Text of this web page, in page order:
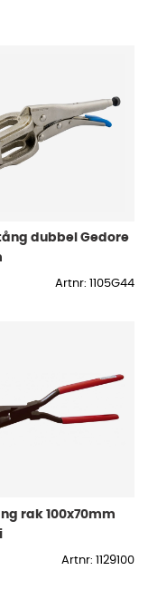
dubbel Gedore
Artnr: 1105G44
rak 100x70mm
Artnr: 1129100